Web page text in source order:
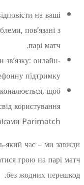
відповісти на
проблеми,
парі
канали зв’язку:
телефонну
вдосконалюється,
досвід
сервісами
у будь-який час –
грою на
без жодних